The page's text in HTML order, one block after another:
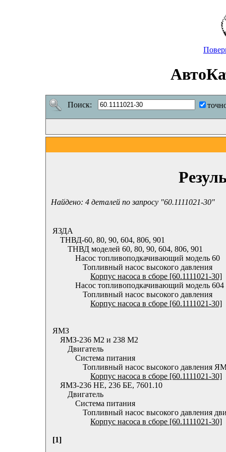
Поиск:
Найдено: 4 деталей по запросу "60.1111021-30"
ЯЗДА
ТНВД-60, 80, 90, 604, 806, 901
ТНВД моделей 60, 80, 90, 604, 806, 901
Насос топливоподкачивающий модель 60
Топливный насос высокого давления
Корпус насоса в сборе [60.1111021-30]
Насос топливоподкачивающий модель 604
Топливный насос высокого давления
Корпус насоса в сборе [60.1111021-30]
ЯМЗ
ЯМЗ-236 М2 и 238 М2
Двигатель
Система питания
Топливный насос высокого давления
Корпус насоса в сборе [60.1111021-30]
ЯМЗ-236 НЕ, 236 БЕ, 7601.10
Двигатель
Система питания
Топливный насос высокого давления
Корпус насоса в сборе [60.1111021-30]
[1]